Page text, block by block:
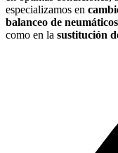
especializamos en
balanceo de neumáticos
como en la sustitución